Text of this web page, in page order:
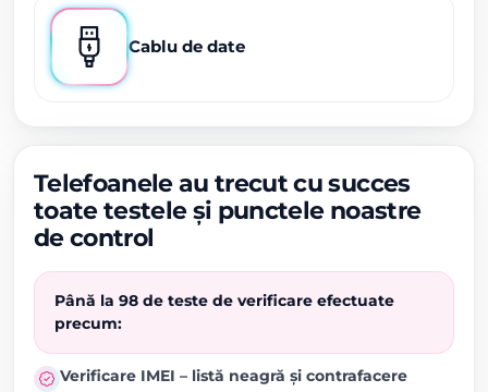
Cablu de date
Telefoanele au trecut cu succes
toate testele și punctele noastre
de control
Până la 98 de teste de verificare efectuate
precum:
Verificare IMEI – listă neagră și contrafacere